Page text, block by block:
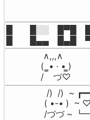
█  █░░ █▀█
█  █▄▄ █▄█
∧,,,∧
(  ̳• · • ̳)
/    づ♡
/)  /)  ~
( •-• )  ~
/づづ ~